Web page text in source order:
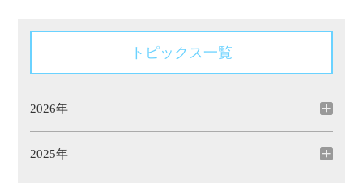
トピックス一覧
2026年
2025年